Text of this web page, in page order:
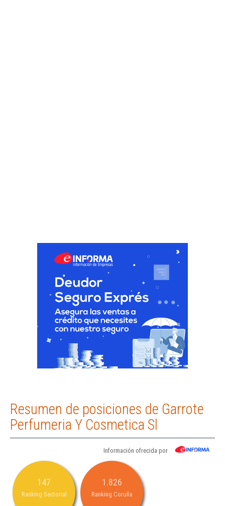
Resumen de posiciones de Garrote
Perfumeria Y Cosmetica Sl
Información ofrecida por
147
Ranking Sectorial
1.826
Ranking Coruña